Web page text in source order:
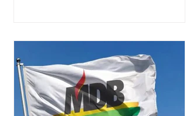
Se o título estiver regular, o eleitor pode
votar mesmo sem ter realizado esse
cadastro. Neste caso, será exigido o
documento de identificação para acesso
à urna eletrônica. Se a urna eletrônica